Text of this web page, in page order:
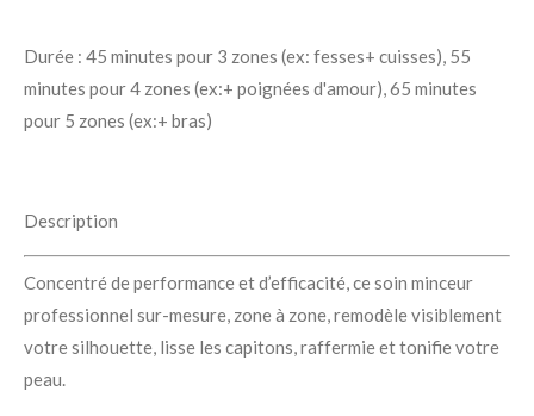
Durée : 45 minutes pour 3 zones (ex: fesses+ cuisses), 55
minutes pour 4 zones (ex:+ poignées d'amour), 65 minutes
pour 5 zones (ex:+ bras)
Description
Concentré de performance et d’efficacité, ce soin minceur
professionnel sur-mesure, zone à zone, remodèle visiblement
votre silhouette, lisse les capitons, raffermie et tonifie votre
peau.